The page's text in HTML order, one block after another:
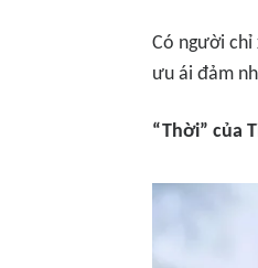
Có người
ưu ái đảm
“Thời” của